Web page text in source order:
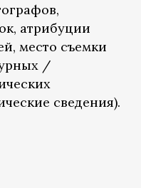
атрибуции
место съемки
/
сведения).